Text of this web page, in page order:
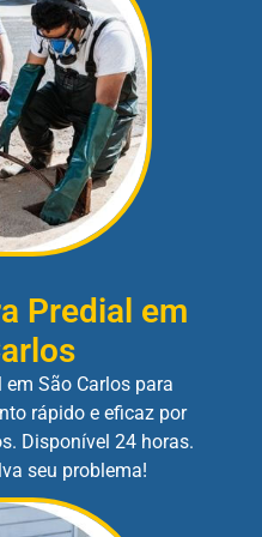
Predial em
São Carlos para
rápido e eficaz por
Disponível 24 horas.
seu problema!